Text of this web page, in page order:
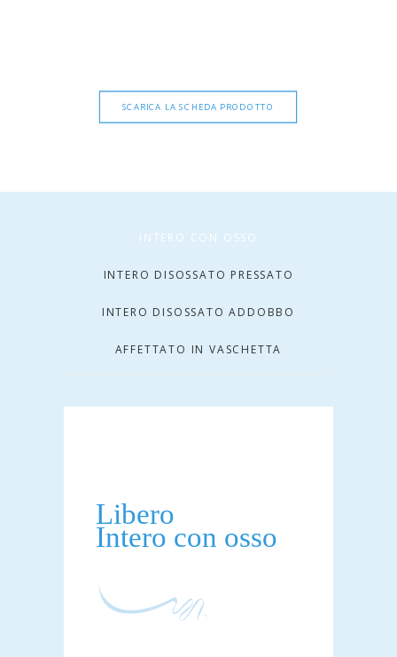
SCARICA LA SCHEDA PRODOTTO
INTERO CON OSSO
INTERO DISOSSATO PRESSATO
INTERO DISOSSATO ADDOBBO
AFFETTATO IN VASCHETTA
Libero
Intero con osso